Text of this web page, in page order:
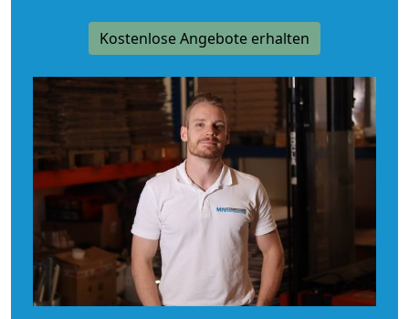
Kostenlose Angebote erhalten